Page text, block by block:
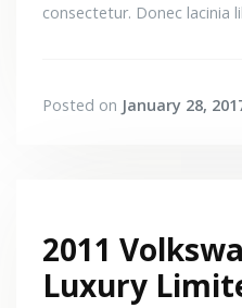
consectetur. Donec lacinia
Posted on January 28,
2011
Luxury